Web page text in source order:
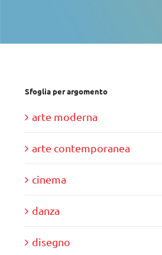
Sfoglia per argomento
arte moderna
arte contemporanea
cinema
danza
disegno